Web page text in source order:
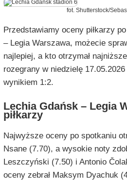
fot. Shutterstock/
Przedstawiamy oceny piłkarzy
– Legia Warszawa, możecie
najlepiej, a kto otrzymał
rozegrany w niedzielę
wynikiem 1:2.
Lechia Gdańsk – Legia
piłkarzy
Najwyższe oceny po spotkaniu
Nsane (7.70), a wysokie noty
Leszczyński (7.50) i Antonio
oceny zebrał Maksym Dyachuk